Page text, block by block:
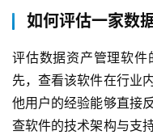
如何评估一家数
评估数据资产管理软
先，查看该软件在行业
他用户的经验能够直接
查软件的技术架构与支